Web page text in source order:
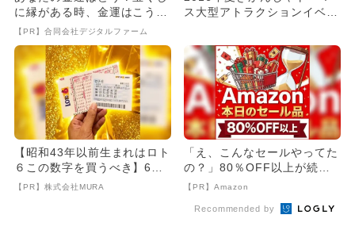
に縁がある時、金運はこう変
わる
【PR】合同会社デジタルファーム
ス大型アトラクションイベン
【昭和43年以前生まれはロト
６この数字を買うべき】6つ
の数字が「完全一致」する
【PR】株式会社MURA
「え、こんなセールやってた
の？」80％OFF以上が続々
登場！Amazonの本気が...
【PR】Amazon
Recommended by